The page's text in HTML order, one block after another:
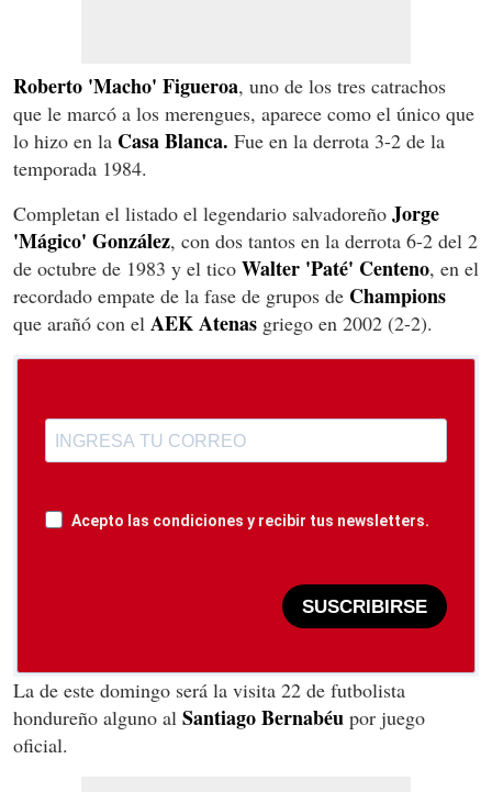
Roberto 'Macho' Figueroa, uno de los tres catrachos
que le marcó a los merengues, aparece como el único que
lo hizo en la Casa Blanca. Fue en la derrota 3-2 de la
temporada 1984.
Completan el listado el legendario salvadoreño Jorge
'Mágico' González, con dos tantos en la derrota 6-2 del 2
de octubre de 1983 y el tico Walter 'Paté' Centeno, en el
recordado empate de la fase de grupos de Champions
que arañó con el AEK Atenas griego en 2002 (2-2).
Acepto las condiciones y recibir tus newsletters.
SUSCRIBIRSE
La de este domingo será la visita 22 de futbolista
hondureño alguno al Santiago Bernabéu por juego
oficial.